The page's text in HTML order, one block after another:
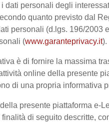
dati personali degli
quanto previsto dal
personali (d.lgs. 196/
(www.garanteprivacy.it).
è di fornire la massima
online della presente
di una propria informativa
presente piattaforma e-
di seguito descritte,